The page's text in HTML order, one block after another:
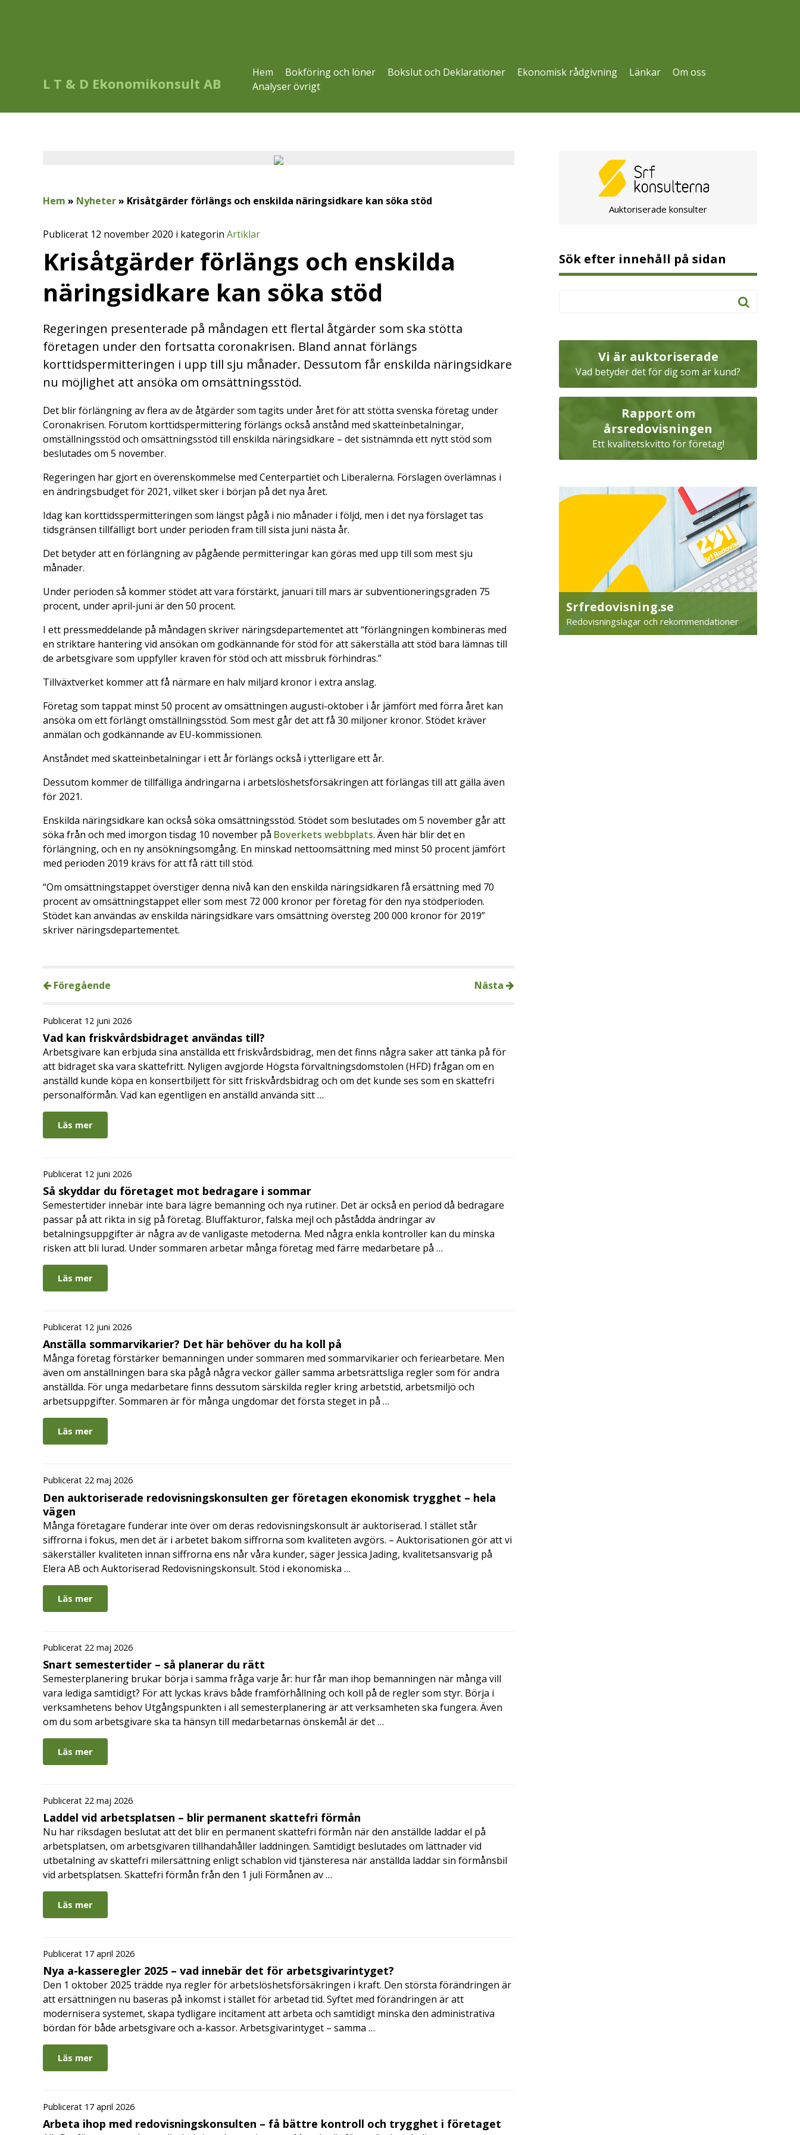
L T & D Ekonomikonsult AB
Hem Bokföring och löner Bokslut och Deklarationer Ekonomisk rådgivning Länkar
Om oss
Analyser övrigt
Hem » Nyheter» Krisåtgärder förlängs och enskilda näringsidkare kan söka stöd
Publicerat 12 november 2020 i kategorin Artiklar
Krisåtgärder förlängs och enskilda
näringsidkare kan söka stöd
Regeringen presenterade på måndagen ett flertal åtgärder som ska stötta
företagen under den fortsatta coronakrisen. Bland annat förlängs
korttidspermitteringen i upp till sju månader. Dessutom får enskilda näringsidkare
nu möjlighet att ansöka om omsättningsstöd.
Det blir förlängning av flera av de åtgärder som tagits under året för att stötta svenska företag under
Coronakrisen. Förutom korttidspermittering förlängs också anstånd med skatteinbetalningar,
omställningsstöd och omsättningsstöd till enskilda näringsidkare – det sistnämnda ett nytt stöd som
beslutades om 5 november.
Regeringen har gjort en överenskommelse med Centerpartiet och Liberalerna. Förslagen överlämnas i
en ändringsbudget för 2021, vilket sker i början på det nya året.
Idag kan korttidsspermitteringen som längst pågå i nio månader i följd, men i det nya förslaget tas
tidsgränsen tillfälligt bort under perioden fram till sista juni nästa år.
Det betyder att en förlängning av pågående permitteringar kan göras med upp till som mest sju
månader.
Under perioden så kommer stödet att vara förstärkt, januari till mars är subventioneringsgraden 75
procent, under april-juni är den 50 procent.
I ett pressmeddelande på måndagen skriver näringsdepartementet att “förlängningen kombineras med
en striktare hantering vid ansökan om godkännande för stöd för att säkerställa att stöd bara lämnas till
de arbetsgivare som uppfyller kraven för stöd och att missbruk förhindras.”
Tillväxtverket kommer att få närmare en halv miljard kronor i extra anslag.
Företag som tappat minst 50 procent av omsättningen augusti-oktober i år jämfört med förra året kan
ansöka om ett förlängt omställningsstöd. Som mest går det att få 30 miljoner kronor. Stödet kräver
anmälan och godkännande av EU-kommissionen.
Anståndet med skatteinbetalningar i ett år förlängs också i ytterligare ett år.
Dessutom kommer de tillfälliga ändringarna i arbetslöshetsförsäkringen att förlängas till att gälla även
för 2021.
Enskilda näringsidkare kan också söka omsättningsstöd. Stödet som beslutades om 5 november går att
söka från och med imorgon tisdag 10 november på Boverkets webbplats. Även här blir det en
förlängning, och en ny ansökningsomgång. En minskad nettoomsättning med minst 50 procent jämfört
med perioden 2019 krävs för att få rätt till stöd.
“Om omsättningstappet överstiger denna nivå kan den enskilda näringsidkaren få ersättning med 70
procent av omsättningstappet eller som mest 72 000 kronor per företag för den nya stödperioden.
Stödet kan användas av enskilda näringsidkare vars omsättning översteg 200 000 kronor för 2019”
skriver näringsdepartementet.
Föregående Nästa
Publicerat 12 juni 2026
Vad kan friskvårdsbidraget användas till?
Arbetsgivare kan erbjuda sina anställda ett friskvårdsbidrag, men det finns några saker att tänka på för
att bidraget ska vara skattefritt. Nyligen avgjorde Högsta förvaltningsdomstolen (HFD) frågan om en
anställd kunde köpa en konsertbiljett för sitt friskvårdsbidrag och om det kunde ses som en skattefri
personalförmån. Vad kan egentligen en anställd använda sitt …
Läs mer
Publicerat 12 juni 2026
Så skyddar du företaget mot bedragare i sommar
Semestertider innebär inte bara lägre bemanning och nya rutiner. Det är också en period då bedragare
passar på att rikta in sig på företag. Bluffakturor, falska mejl och påstådda ändringar av
betalningsuppgifter är några av de vanligaste metoderna. Med några enkla kontroller kan du minska
risken att bli lurad. Under sommaren arbetar många företag med färre medarbetare på …
Läs mer
Publicerat 12 juni 2026
Anställa sommarvikarier? Det här behöver du ha koll på
Många företag förstärker bemanningen under sommaren med sommarvikarier och feriearbetare. Men
även om anställningen bara ska pågå några veckor gäller samma arbetsrättsliga regler som för andra
anställda. För unga medarbetare finns dessutom särskilda regler kring arbetstid, arbetsmiljö och
arbetsuppgifter. Sommaren är för många ungdomar det första steget in på …
Läs mer
Publicerat 22 maj 2026
Den auktoriserade redovisningskonsulten ger företagen ekonomisk trygghet – hela
vägen
Många företagare funderar inte över om deras redovisningskonsult är auktoriserad. I stället står
siffrorna i fokus, men det är i arbetet bakom siffrorna som kvaliteten avgörs. – Auktorisationen gör att vi
säkerställer kvaliteten innan siffrorna ens når våra kunder, säger Jessica Jading, kvalitetsansvarig på
Elera AB och Auktoriserad Redovisningskonsult. Stöd i ekonomiska …
Läs mer
Publicerat 22 maj 2026
Snart semestertider – så planerar du rätt
Semesterplanering brukar börja i samma fråga varje år: hur får man ihop bemanningen när många vill
vara lediga samtidigt? För att lyckas krävs både framförhållning och koll på de regler som styr. Börja i
verksamhetens behov Utgångspunkten i all semesterplanering är att verksamheten ska fungera. Även
om du som arbetsgivare ska ta hänsyn till medarbetarnas önskemål är det …
Läs mer
Publicerat 22 maj 2026
Laddel vid arbetsplatsen – blir permanent skattefri förmån
Nu har riksdagen beslutat att det blir en permanent skattefri förmån när den anställde laddar el på
arbetsplatsen, om arbetsgivaren tillhandahåller laddningen. Samtidigt beslutades om lättnader vid
utbetalning av skattefri milersättning enligt schablon vid tjänsteresa när anställda laddar sin förmånsbil
vid arbetsplatsen. Skattefri förmån från den 1 juli Förmånen av …
Läs mer
Publicerat 17 april 2026
Nya a-kasseregler 2025 – vad innebär det för arbetsgivarintyget?
Den 1 oktober 2025 trädde nya regler för arbetslöshetsförsäkringen i kraft. Den största förändringen är
att ersättningen nu baseras på inkomst i stället för arbetad tid. Syftet med förändringen är att
modernisera systemet, skapa tydligare incitament att arbeta och samtidigt minska den administrativa
bördan för både arbetsgivare och a-kassor. Arbetsgivarintyget – samma …
Läs mer
Publicerat 17 april 2026
Arbeta ihop med redovisningskonsulten – få bättre kontroll och trygghet i företaget
Auktoriserade konsulter
Sök efter innehåll på sidan
Vi är auktoriserade
Vad betyder det för dig som är kund?
Rapport om
årsredovisningen
Ett kvalitetskvitto för företag!
Srfredovisning.se
Redovisningslagar och rekommendationer